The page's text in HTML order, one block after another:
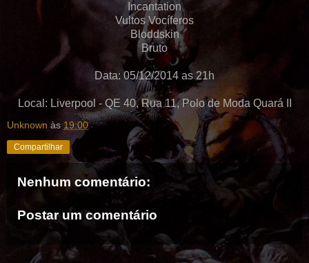
Incantation
Vultos Vocíferos
Bloddskin
Bruto
Data: 05/12/2014 as 21h
Local: Liverpool - QE 40, Rua 11, Polo de Moda Quará II
Unknown às 19:00
Compartilhar
Nenhum comentário:
Postar um comentário